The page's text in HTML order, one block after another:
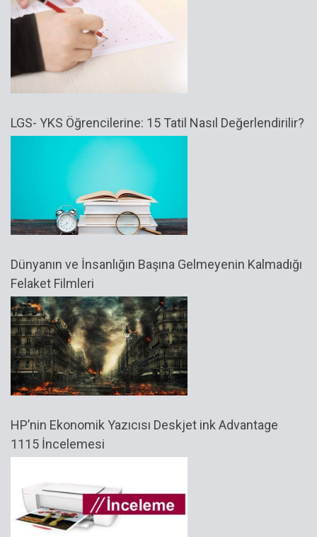
LGS- YKS Öğrencilerine: 15 Tatil Nasıl Değerlendirilir?
Dünyanın ve İnsanlığın Başına Gelmeyenin Kalmadığı
Felaket Filmleri
HP’nin Ekonomik Yazıcısı Deskjet ink Advantage
1115 İncelemesi